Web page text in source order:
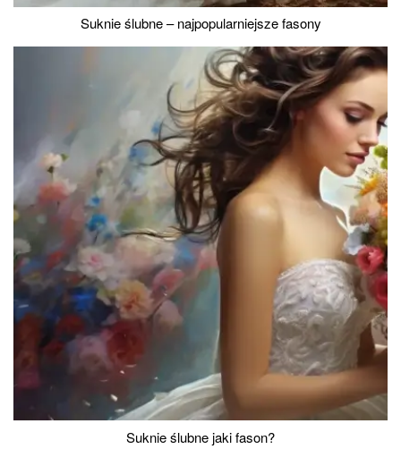
Suknie ślubne – najpopularniejsze fasony
Suknie ślubne jaki fason?